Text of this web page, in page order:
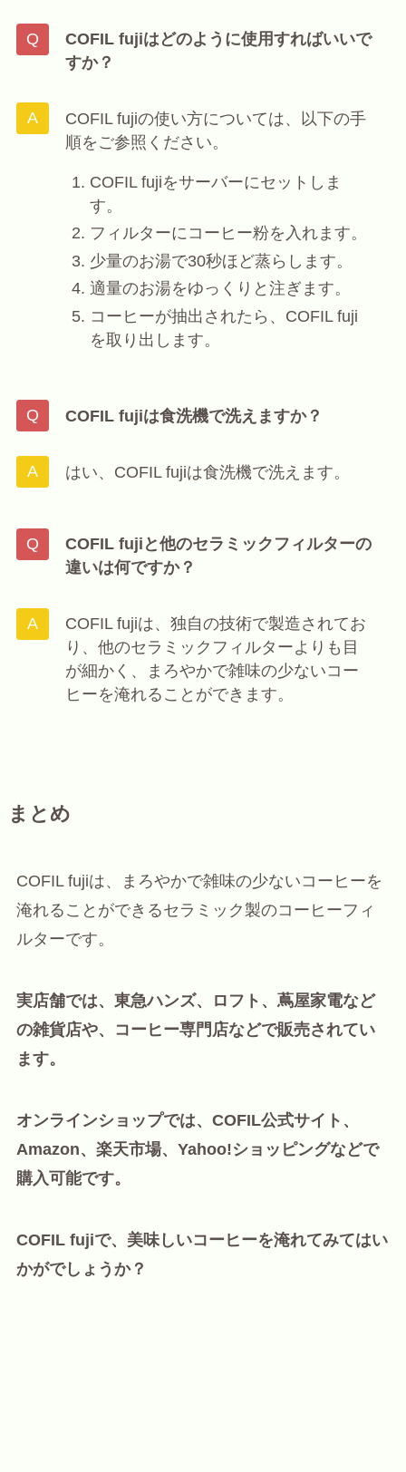
COFIL fujiはどのように使用すればいいで
すか？
COFIL fujiの使い方については、以下の手
順をご参照ください。
COFIL fujiをサーバーにセットしま
す。
フィルターにコーヒー粉を入れます。
少量のお湯で30秒ほど蒸らします。
適量のお湯をゆっくりと注ぎます。
コーヒーが抽出されたら、COFIL fuji
を取り出します。
COFIL fujiは食洗機で洗えますか？
はい、COFIL fujiは食洗機で洗えます。
COFIL fujiと他のセラミックフィルターの
違いは何ですか？
COFIL fujiは、独自の技術で製造されてお
り、他のセラミックフィルターよりも目
が細かく、まろやかで雑味の少ないコー
ヒーを淹れることができます。
まとめ
COFIL fujiは、まろやかで雑味の少ないコーヒーを
淹れることができるセラミック製のコーヒーフィ
ルターです。
実店舗では、東急ハンズ、ロフト、蔦屋家電など
の雑貨店や、コーヒー専門店などで販売されてい
ます。
オンラインショップでは、COFIL公式サイト、
Amazon、楽天市場、Yahoo!ショッピングなどで
購入可能です。
COFIL fujiで、美味しいコーヒーを淹れてみてはい
かがでしょうか？